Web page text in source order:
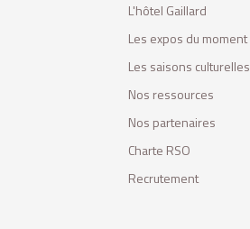
L'hôtel Gaillard
Les expos du moment
Les saisons culturelles
Nos ressources
Nos partenaires
Charte RSO
Recrutement